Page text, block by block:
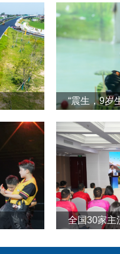
“震生，9岁
全国30家主